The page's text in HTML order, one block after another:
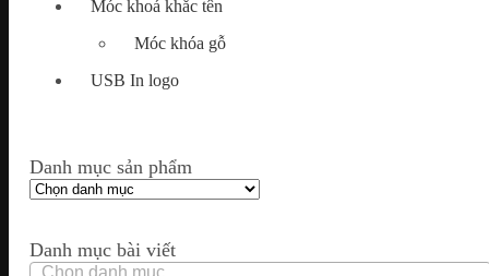
Móc khoá khắc tên
Móc khóa gỗ
USB In logo
Danh mục sản phẩm
Danh mục bài viết
Danh